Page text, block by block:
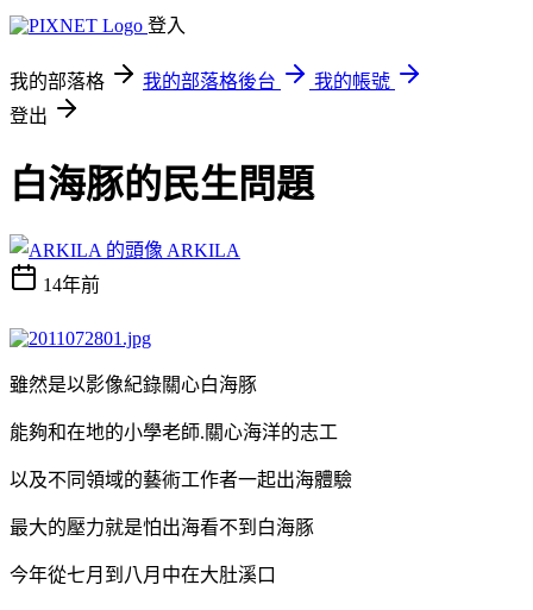
登入
我的部落格 我的部落格後台
我的帳號
登出
白海豚的民生問題
ARKILA
14年前
雖然是以影像紀錄關心白海豚
能夠和在地的小學老師.關心海洋的志工
以及不同領域的藝術工作者一起出海體驗
最大的壓力就是怕出海看不到白海豚
今年從七月到八月中在大肚溪口